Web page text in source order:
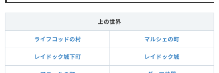
上の世界
ライフコッドの村 マルシェの町
レイドック城下町 レイドック城